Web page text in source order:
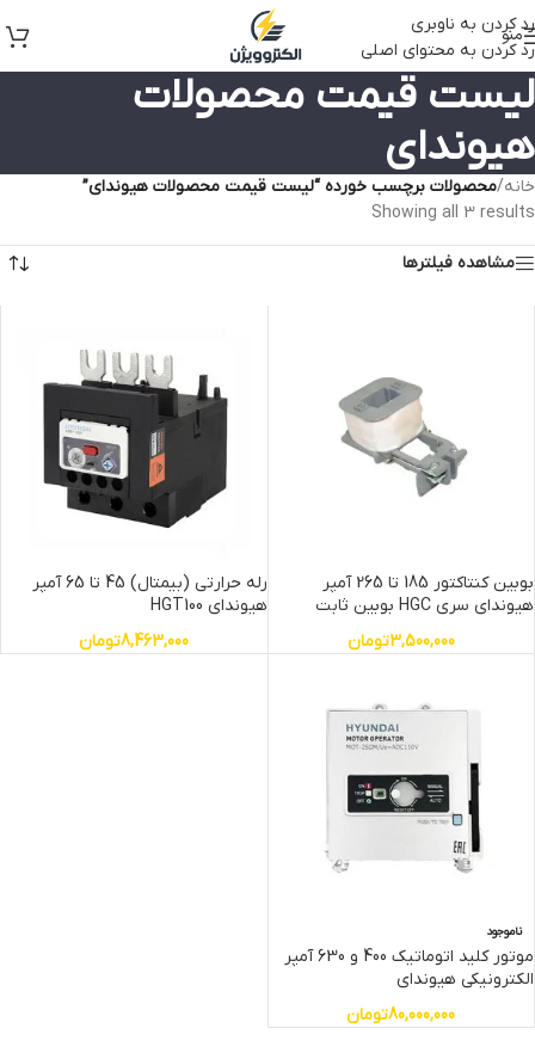
رد کردن به ناوبری
رد کردن به محتوای اصلی
منو
لیست قیمت محصولات
هیوندای
خانه/محصولات برچسب خورده “لیست قیمت محصولات هیوندای”
Showing all 3 results
مشاهده فیلترها
بوبین کنتاکتور 185 تا 265 آمپر
هیوندای سری HGC بوبین ثابت
3,500,000تومان
رله حرارتی (بیمتال) 45 تا 65 آمپر
هیوندای HGT100
8,463,000تومان
ناموجود
موتور کلید اتوماتیک 400 و 630 آمپر
الکترونیکی هیوندای
80,000,000تومان